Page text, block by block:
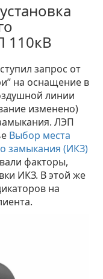
110кВ
запрос от
на оснащение в
линии
изменено)
ЛЭП
Выбор места
замыкания (ИКЗ)
факторы,
ИКЗ. В этой же
на